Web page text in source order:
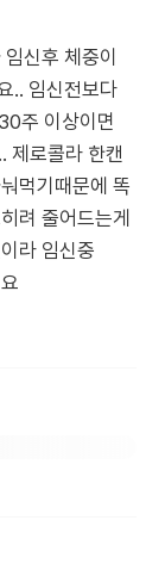
신후 체중이
.. 임신전보다
주 이상이면
제로콜라 한캔
먹기때문에 똑
려 줄어드는게
라 임신중